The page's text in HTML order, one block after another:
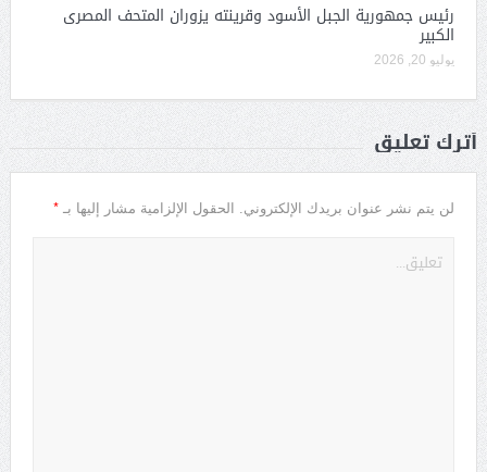
رئيس جمهورية الجبل الأسود وقرينته يزوران المتحف المصرى
الكبير
يوليو 20, 2026
أترك تعليق
لن يتم نشر عنوان بريدك الإلكتروني. الحقول الإلزامية مشار إليها بـ *